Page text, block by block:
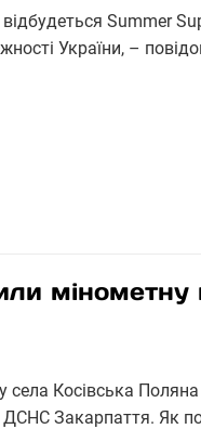
Summer
України, –
мінометну
Косівська
Закарпаття. Як